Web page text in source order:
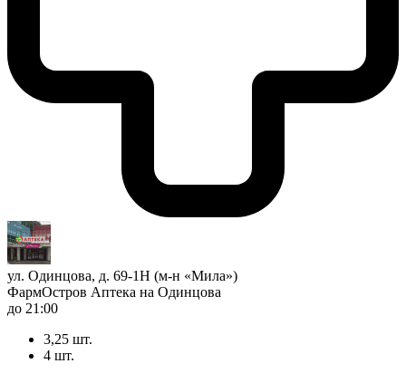
ул. Одинцова, д. 69-1Н (м-н «Мила»)
ФармОстров Аптека на Одинцова
до 21:00
3,25 шт.
4 шт.